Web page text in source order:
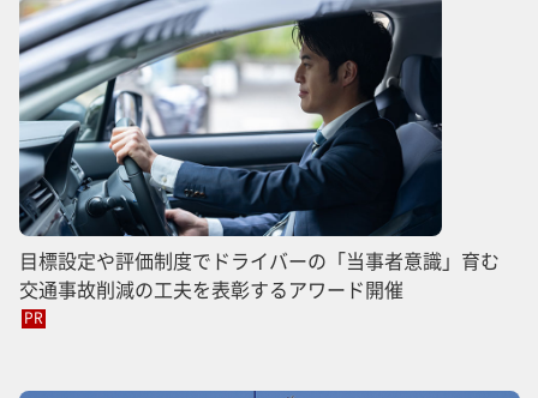
目標設定や評価制度でドライバーの「当事者意識」育む
交通事故削減の工夫を表彰するアワード開催
PR